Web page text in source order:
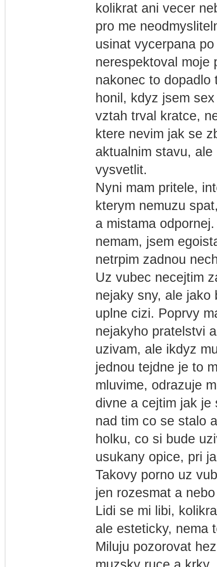
kolikrat ani vecer
pro me
usinat vycerpana
nerespektoval moje
nakonec to dopadlo
honil, kdyz jsem
vztah trval kratce,
ktere nevim jak se
aktualnim stavu,
vysvetlit.
Nyni mam pritele,
kterym nemuzu
a mistama
nemam, jsem
netrpim zadnou
Uz vubec necejtim
nejaky sny, ale jako
uplne cizi. Poprvy
nejakyho pratelstvi
uzivam, ale ikdyz
jednou tejdne je to
mluvime, odrazuje
divne a cejtim jak je
nad tim co se stalo
holku, co si bude
usukany opice, pri
Takovy porno uz
jen rozesmat a
Lidi se mi libi,
ale esteticky, nema
Miluju pozorovat